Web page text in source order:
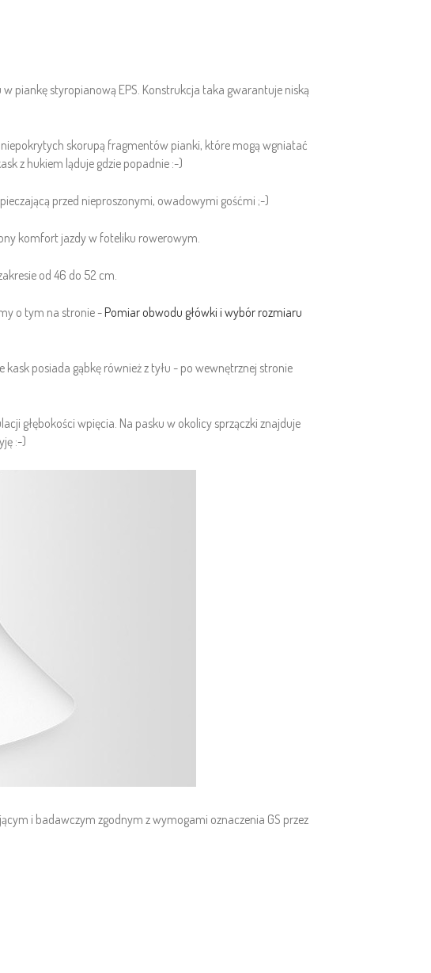
piankę styropianową EPS. Konstrukcja taka gwarantuje niską
niepokrytych skorupą fragmentów pianki, które mogą wgniatać
z hukiem ląduje gdzie popadnie :-)
przed nieproszonymi, owadowymi gośćmi ;-)
komfort jazdy w foteliku rowerowym.
od 46 do 52 cm.
o tym na stronie - Pomiar obwodu główki i wybór rozmiaru
posiada gąbkę również z tyłu - po wewnętrznej stronie
głębokości wpięcia. Na pasku w okolicy sprzączki znajduje
:-)
i badawczym zgodnym z wymogami oznaczenia GS przez